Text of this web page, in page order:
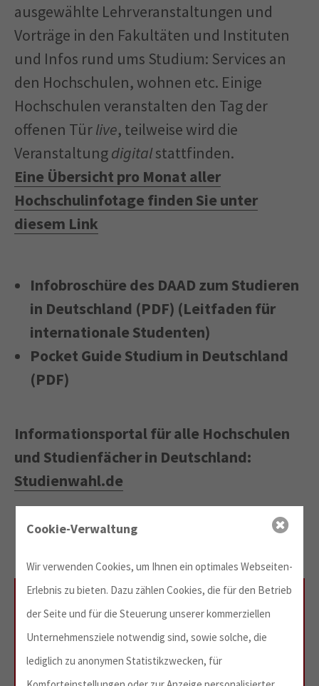
ausgewählte Lehrveranstaltungen und
Vorträge in den Fakultäten und Instituten
und Infos rund ums Studium: Services an
den Hochschulen, wohnen etc. Einige
Hochschulen veranstalten den Tag der
offenen Türlive, teilweise wird die
Veranstaltungdigitalstattfinden.
Eine Übersicht pro Monat aller
Hochschulinfotage finden Sie unter
diesem Link
Infobroschüre des DAAD zum Studieren
in Deutschland (PDF) (Leitfaden für
internationale Studenten)
Pocket Guide Studium in Deutschland
(PDF)
Informationsportal für alle Hochschulen
und Studienfächer in Deutschland:
Studienwahl.de
Offene
Hochschulen im
Cookie-Verwaltung
Wir verwenden Cookies, um Ihnen ein optimales Webseiten-
Erlebnis zu bieten. Dazu zählen Cookies, die für den Betrieb
der Seite und für die Steuerung unserer kommerziellen
Unternehmensziele notwendig sind, sowie solche, die
lediglich zu anonymen Statistikzwecken, für